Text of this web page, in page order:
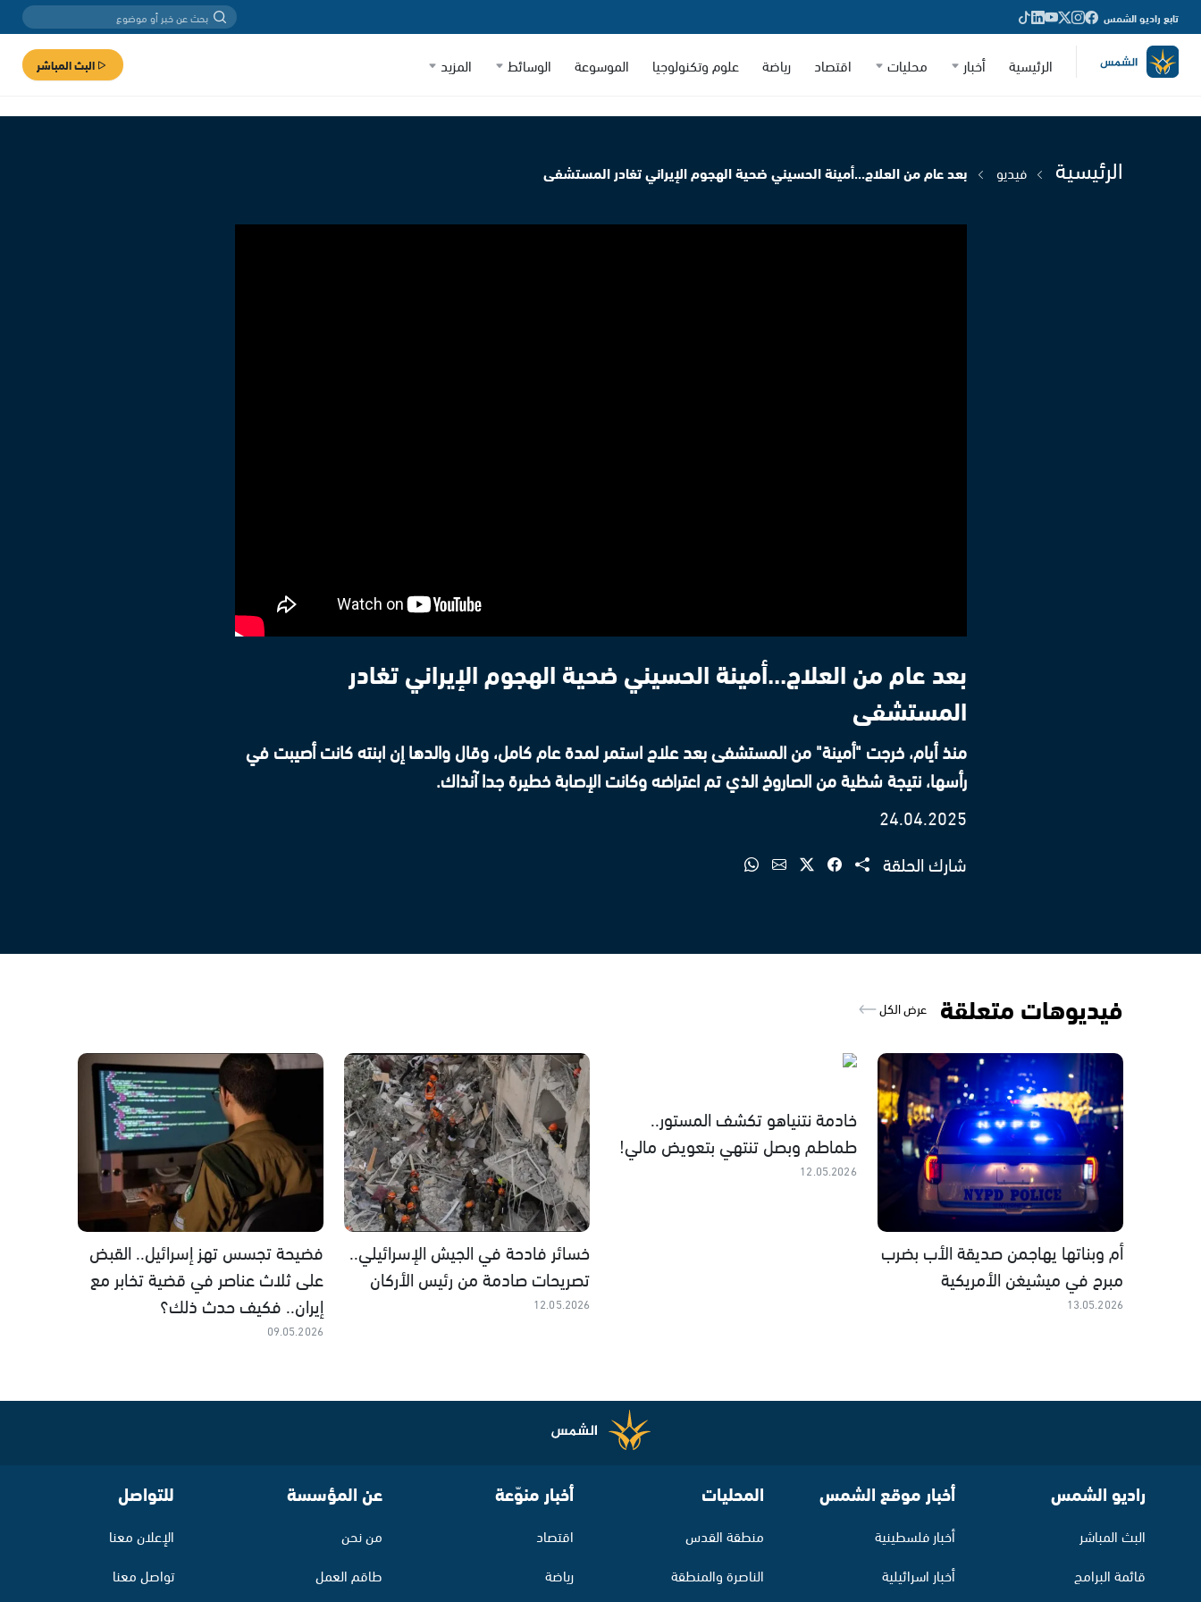
تابع راديو الشمس
الرئيسية أخبار محليات اقتصاد رياضة علوم وتكنولوجيا الموسوعة الوسائط المزيد البث المباشر
الرئيسية فيديو بعد عام من العلاج...أمينة الحسيني ضحية الهجوم الإيراني تغادر المستشفى
بعد عام من العلاج...أمينة الحسيني ضحية الهجوم الإيراني تغادر
المستشفى
منذ أيام، خرجت "أمينة" من المستشفى بعد علاج استمر لمدة عام كامل، وقال والدها إن ابنته كانت أصيبت في
رأسها، نتيجة شظية من الصاروخ الذي تم اعتراضه وكانت الإصابة خطيرة جدا آنذاك.
24.04.2025
شارك الحلقة
فيديوهات متعلقة عرض الكل
أم وبناتها يهاجمن صديقة الأب بضرب
مبرح في ميشيغن الأمريكية
13.05.2026
خادمة نتنياهو تكشف المستور..
طماطم وبصل تنتهي بتعويض مالي!
12.05.2026
خسائر فادحة في الجيش الإسرائيلي..
تصريحات صادمة من رئيس الأركان
12.05.2026
فضيحة تجسس تهز إسرائيل.. القبض
على ثلاث عناصر في قضية تخابر مع
إيران.. فكيف حدث ذلك؟
09.05.2026
راديو الشمس
البث المباشر
قائمة البرامج
أخبار موقع الشمس
أخبار فلسطينية
أخبار اسرائيلية
المحليات
منطقة القدس
الناصرة والمنطقة
أخبار منوّعة
اقتصاد
رياضة
عن المؤسسة
من نحن
طاقم العمل
للتواصل
الإعلان معنا
تواصل معنا